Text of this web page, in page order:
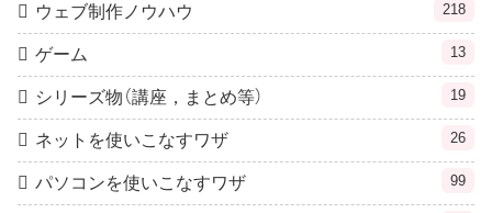
ウェブ制作ノウハウ 218
ゲーム 13
シリーズ物（講座，まとめ等） 19
ネットを使いこなすワザ 26
パソコンを使いこなすワザ 99